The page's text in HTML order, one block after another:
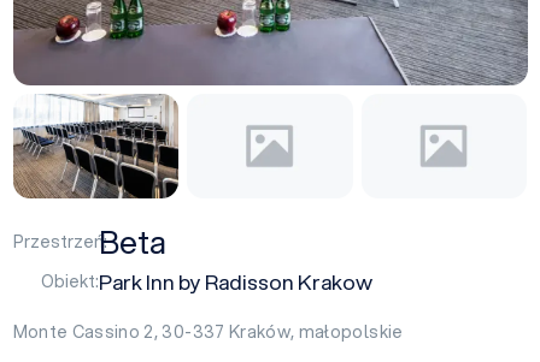
Przestrzeń:Beta
Obiekt:Park Inn by Radisson Krakow
Monte Cassino 2, 30-337 Kraków, małopolskie